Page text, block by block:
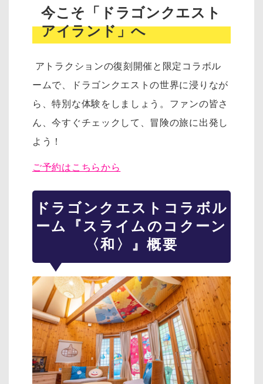
今こそ「ドラゴンクエスト
アイランド」へ
アトラクションの復刻開催と限定コラボル
ームで、ドラゴンクエストの世界に浸りなが
ら、特別な体験をしましょう。ファンの皆さ
ん、今すぐチェックして、冒険の旅に出発し
よう！
ご予約はこちらから
ドラゴンクエストコラボル
ーム『スライムのコクーン
〈和〉』概要